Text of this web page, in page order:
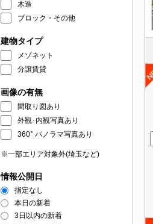
木造
ブロック・その他
建物タイプ
メゾネット
分譲賃貸
画像の有無
間取り図あり
外観･内観写真あり
360° パノラマ写真あり
※一部エリア対象外(埼玉など)
情報公開日
指定なし
本日の新着
3日以内の新着